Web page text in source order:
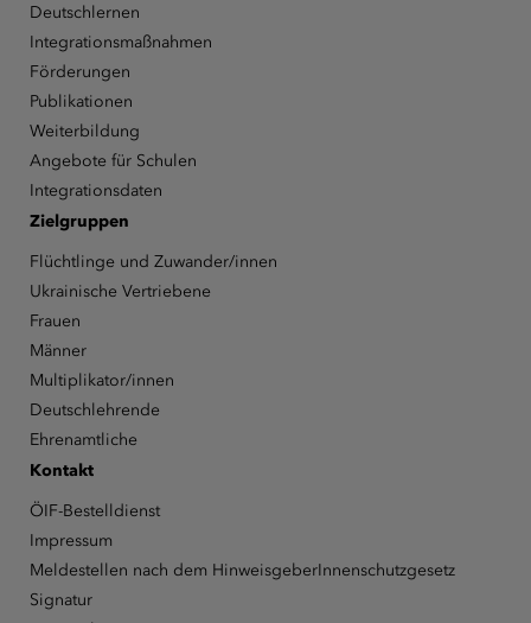
Deutschlernen
Integrationsmaßnahmen
Förderungen
Publikationen
Weiterbildung
Angebote für Schulen
Integrationsdaten
Zielgruppen
Flüchtlinge und Zuwander/innen
Ukrainische Vertriebene
Frauen
Männer
Multiplikator/innen
Deutschlehrende
Ehrenamtliche
Kontakt
ÖIF-Bestelldienst
Impressum
Meldestellen nach dem HinweisgeberInnenschutzgesetz
Signatur